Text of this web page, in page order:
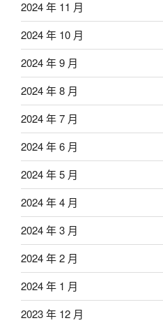
2024 年 11 月
2024 年 10 月
2024 年 9 月
2024 年 8 月
2024 年 7 月
2024 年 6 月
2024 年 5 月
2024 年 4 月
2024 年 3 月
2024 年 2 月
2024 年 1 月
2023 年 12 月